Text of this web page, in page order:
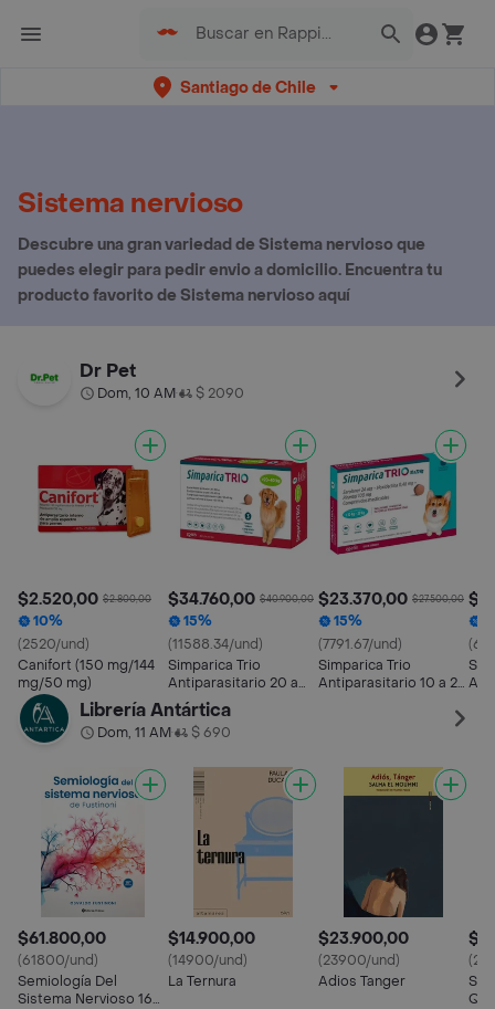
Santiago de Chile
Sistema nervioso
Descubre una gran variedad de Sistema nervioso que
puedes elegir para pedir envio a domicilio. Encuentra tu
producto favorito de Sistema nervioso aquí
Dr Pet
Dom, 10 AM• $ 2090
$2.520,00 $2.800,00
10%
(2520/und)
Canifort (150 mg/144
mg/50 mg)
$34.760,00 $40.900,00
15%
(11588.34/und)
Simparica Trio
Antiparasitario 20 a
40 Kg
$23.370,00 $27.500,00
15%
(7791.67/und)
Simparica Trio
Antiparasitario 10 a 20
Librería Antártica
Dom, 11 AM• $ 690
$61.800,00
(61800/und)
Semiología Del
Sistema Nervioso 16
$14.900,00
(14900/und)
La Ternura
$23.900,00
(23900/und)
Adios Tanger